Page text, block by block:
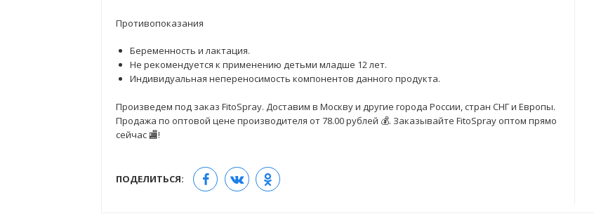
Противопоказания
Беременность и лактация.
Не рекомендуется к применению детьми младше 12 лет.
Индивидуальная непереносимость компонентов данного продукта.
Произведем под заказ FitoSpray. Доставим в Москву и другие города России, стран СНГ и Европы.
Продажа по оптовой цене производителя от 78.00 рублей 💰. Заказывайте FitoSpray оптом прямо
сейчас 🏬!
ПОДЕЛИТЬСЯ: